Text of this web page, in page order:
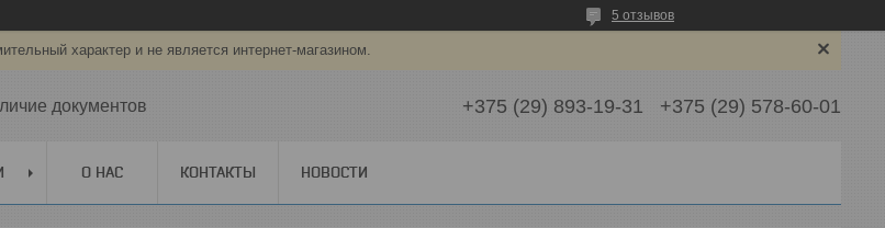
5 отзывов
характер и не является интернет-магазином.
документов +375 (29) 893-19-31 +375 (29) 578-60-01
О НАС КОНТАКТЫ НОВОСТИ